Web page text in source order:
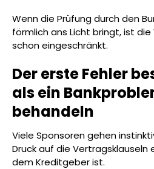
Wenn die Prüfung durch den
förmlich ans Licht bringt, ist
schon eingeschränkt.
Der erste Fehler
als ein
behandeln
Viele Sponsoren gehen
Druck auf die Vertragsklauseln
dem Kreditgeber ist.